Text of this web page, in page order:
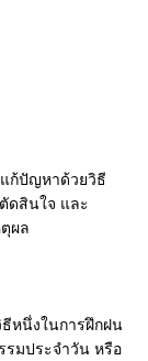
ก้ปัญหาด้วยวิธี
ดสินใจ และ
ผล
หนึ่งในการฝึกฝน
รมประจำวัน หรือ